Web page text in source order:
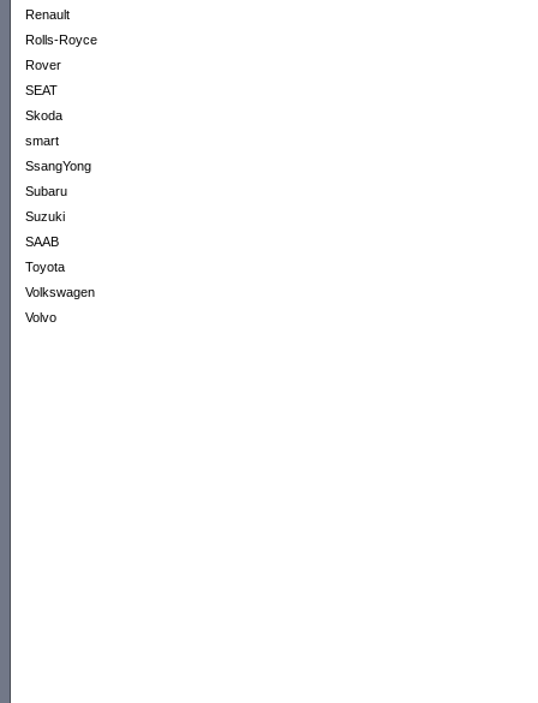
Renault
Rolls-Royce
Rover
SEAT
Skoda
smart
SsangYong
Subaru
Suzuki
SAAB
Toyota
Volkswagen
Volvo